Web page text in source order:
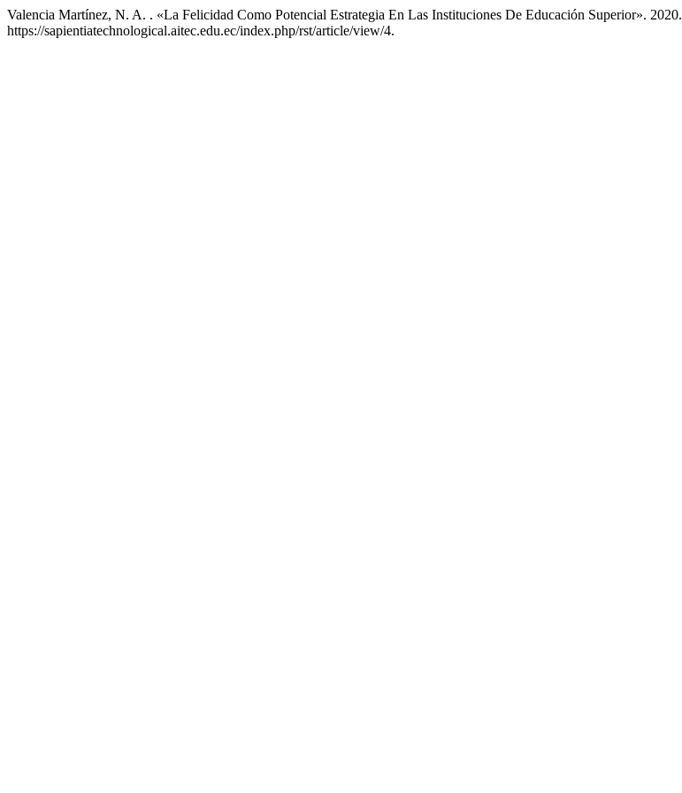
Valencia Martínez, N. A. . «La Felicidad Como Potencial Estrategia En Las Instituciones De Educación Superior». 2020.
https://sapientiatechnological.aitec.edu.ec/index.php/rst/article/view/4.